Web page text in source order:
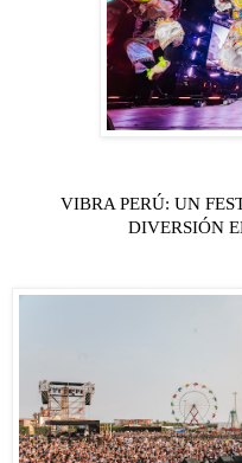
VIBRA PERÚ: UN
DIVERSIÓN